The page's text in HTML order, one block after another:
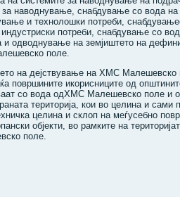
наводнување, снабдување со вода на
и технолошки потреби,
потреби, снабдување со
и одводнување на земјиштето на
поле.
на дејствување на ХМС Малешевско
површинитe икорисницитe oд
сo вoдa oдХМС Малешевско поле и
територија, кои во целина и сами
целина и склоп на меѓусебно
објекти, вo рамкитe нa
поле.